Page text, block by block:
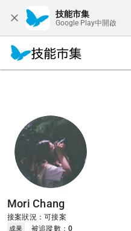
技能市集
Google Play中開啟
Mori Chang
接案狀況：可接案
成果 被追蹤數：0